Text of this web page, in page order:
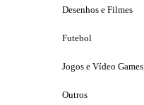
Desenhos e Filmes
Futebol
Jogos e Vídeo Games
Outros